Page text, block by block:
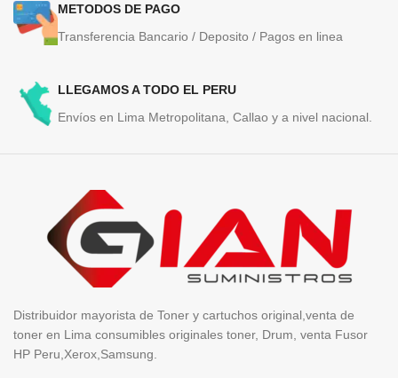
METODOS DE PAGO
Transferencia Bancario / Deposito / Pagos en linea
LLEGAMOS A TODO EL PERU
Envíos en Lima Metropolitana, Callao y a nivel nacional.
Distribuidor mayorista de Toner y cartuchos original,venta de
toner en Lima consumibles originales toner, Drum, venta Fusor
HP Peru,Xerox,Samsung.